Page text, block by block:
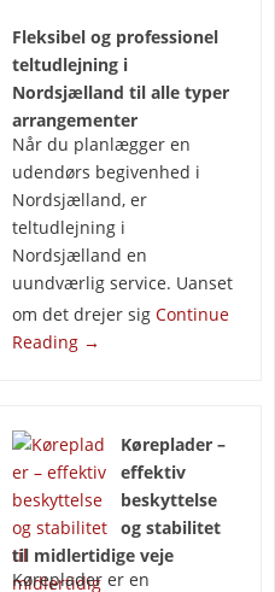
Fleksibel og professionel
teltudlejning i
Nordsjælland til alle typer
arrangementer
Når du planlægger en
udendørs begivenhed i
Nordsjælland, er
teltudlejning i
Nordsjælland en
uundværlig service. Uanset
om det drejer sig Continue
Reading →
Køreplader –
effektiv
beskyttelse
og stabilitet
til midlertidige veje
Køreplader er en